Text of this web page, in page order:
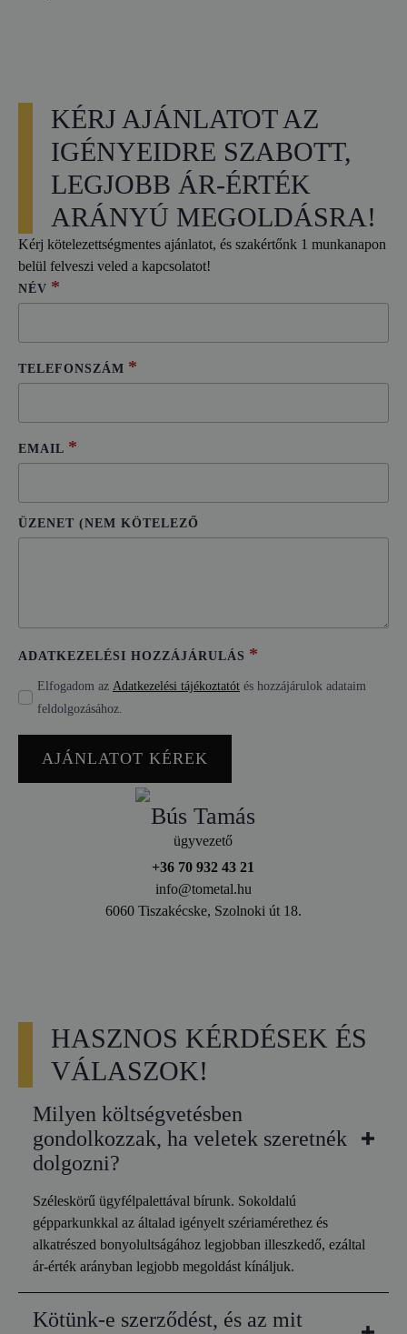
KÉRJ AJÁNLATOT AZ
IGÉNYEIDRE SZABOTT,
LEGJOBB ÁR-ÉRTÉK
ARÁNYÚ MEGOLDÁSRA!
Kérj kötelezettségmentes ajánlatot, és szakértőnk 1 munkanapon
belül felveszi veled a kapcsolatot!
NÉV *
TELEFONSZÁM *
EMAIL *
ÜZENET (NEM KÖTELEZŐ
ADATKEZELÉSI HOZZÁJÁRULÁS *
Elfogadom az Adatkezelési tájékoztatót és hozzájárulok adataim
feldolgozásához.
AJÁNLATOT KÉREK
Bús Tamás
ügyvezető
+36 70 932 43 21
info@tometal.hu
6060 Tiszakécske, Szolnoki út 18.
HASZNOS KÉRDÉSEK ÉS
VÁLASZOK!
Milyen költségvetésben
gondolkozzak, ha veletek szeretnék
dolgozni?
Széleskörű ügyfélpalettával bírunk. Sokoldalú
gépparkunkkal az általad igényelt szériamérethez és
alkatrészed bonyolultságához legjobban illeszkedő, ezáltal
ár-érték arányban legjobb megoldást kínáljuk.
Kötünk-e szerződést, és az mit